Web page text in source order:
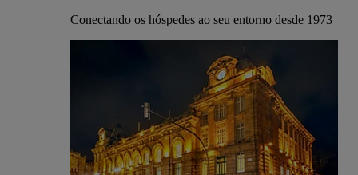
Conectando os hóspedes ao seu entorno desde 1973